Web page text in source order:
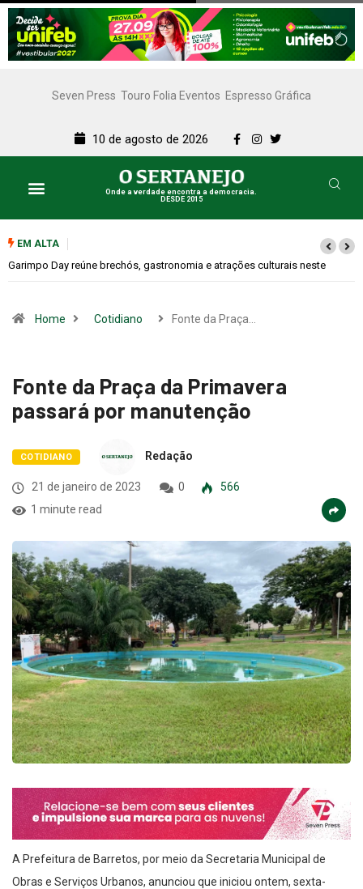
Seven Press Touro Folia Eventos Espresso Gráfica
10 de agosto de 2026
Onde a verdade encontra a democracia.
DESDE 2015
EM ALTA
Bugonia transforma paranoia e conspiração em um suspense
Home Cotidiano Fonte da Praça…
Fonte da Praça da Primavera
passará por manutenção
COTIDIANO Redação
21 de janeiro de 2023 0
566
1 minute read
A Prefeitura de Barretos, por meio da Secretaria Municipal de
Obras e Serviços Urbanos, anunciou que iniciou ontem, sexta-